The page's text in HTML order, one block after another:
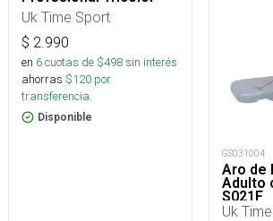
Uk Time Sport
$ 2.990
en 6cuotas de $498sin interés
ahorras $120 por
transferencia.
Disponible
GS031004
Aro de
Adulto
S021F
Uk